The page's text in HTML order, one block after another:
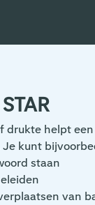
drukte helpt een
Je kunt
staan
van